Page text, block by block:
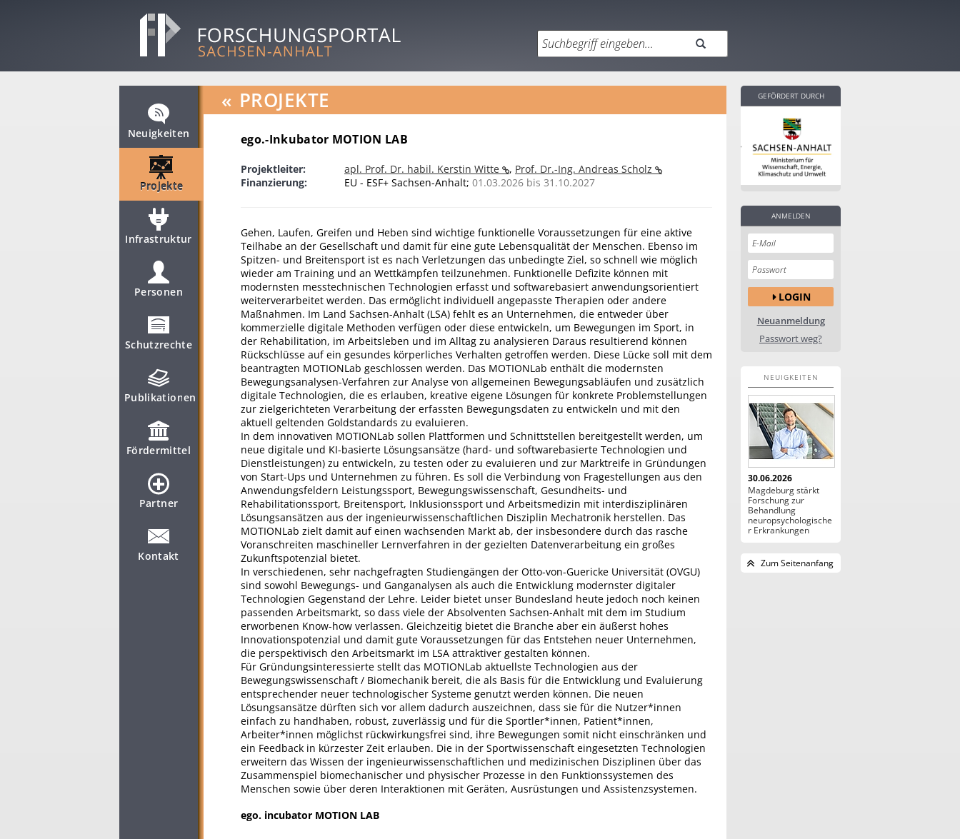
Neuigkeiten
Projekte
Infrastruktur
Personen
Schutzrechte
Publikationen
Fördermittel
Partner
Kontakt
« PROJEKTE
ego.-Inkubator MOTION LAB
Projektleiter: apl. Prof. Dr. habil. Kerstin Witte , Prof. Dr.-Ing. Andreas Scholz
Finanzierung:
EU - ESF+ Sachsen-Anhalt; 01.03.2026 bis 31.10.2027
Gehen, Laufen, Greifen und Heben sind wichtige funktionelle Voraussetzungen für eine aktive
Teilhabe an der Gesellschaft und damit für eine gute Lebensqualität der Menschen. Ebenso im
Spitzen- und Breitensport ist es nach Verletzungen das unbedingte Ziel, so schnell wie möglich
wieder am Training und an Wettkämpfen teilzunehmen. Funktionelle Defizite können mit
modernsten messtechnischen Technologien erfasst und softwarebasiert anwendungsorientiert
weiterverarbeitet werden. Das ermöglicht individuell angepasste Therapien oder andere
Maßnahmen. Im Land Sachsen-Anhalt (LSA) fehlt es an Unternehmen, die entweder über
kommerzielle digitale Methoden verfügen oder diese entwickeln, um Bewegungen im Sport, in
der Rehabilitation, im Arbeitsleben und im Alltag zu analysieren Daraus resultierend können
Rückschlüsse auf ein gesundes körperliches Verhalten getroffen werden. Diese Lücke soll mit dem
beantragten MOTIONLab geschlossen werden. Das MOTIONLab enthält die modernsten
Bewegungsanalysen-Verfahren zur Analyse von allgemeinen Bewegungsabläufen und zusätzlich
digitale Technologien, die es erlauben, kreative eigene Lösungen für konkrete Problemstellungen
zur zielgerichteten Verarbeitung der erfassten Bewegungsdaten zu entwickeln und mit den
aktuell geltenden Goldstandards zu evaluieren.
In dem innovativen MOTIONLab sollen Plattformen und Schnittstellen bereitgestellt werden, um
neue digitale und KI-basierte Lösungsansätze (hard- und softwarebasierte Technologien und
Dienstleistungen) zu entwickeln, zu testen oder zu evaluieren und zur Marktreife in Gründungen
von Start-Ups und Unternehmen zu führen. Es soll die Verbindung von Fragestellungen aus den
Anwendungsfeldern Leistungssport, Bewegungswissenschaft, Gesundheits- und
Rehabilitationssport, Breitensport, Inklusionssport und Arbeitsmedizin mit interdisziplinären
Lösungsansätzen aus der ingenieurwissenschaftlichen Disziplin Mechatronik herstellen. Das
MOTIONLab zielt damit auf einen wachsenden Markt ab, der insbesondere durch das rasche
Voranschreiten maschineller Lernverfahren in der gezielten Datenverarbeitung ein großes
Zukunftspotenzial bietet.
In verschiedenen, sehr nachgefragten Studiengängen der Otto-von-Guericke Universität (OVGU)
sind sowohl Bewegungs- und Ganganalysen als auch die Entwicklung modernster digitaler
Technologien Gegenstand der Lehre. Leider bietet unser Bundesland heute jedoch noch keinen
passenden Arbeitsmarkt, so dass viele der Absolventen Sachsen-Anhalt mit dem im Studium
erworbenen Know-how verlassen. Gleichzeitig bietet die Branche aber ein äußerst hohes
Innovationspotenzial und damit gute Voraussetzungen für das Entstehen neuer Unternehmen,
die perspektivisch den Arbeitsmarkt im LSA attraktiver gestalten können.
Für Gründungsinteressierte stellt das MOTIONLab aktuellste Technologien aus der
Bewegungswissenschaft / Biomechanik bereit, die als Basis für die Entwicklung und Evaluierung
entsprechender neuer technologischer Systeme genutzt werden können. Die neuen
Lösungsansätze dürften sich vor allem dadurch auszeichnen, dass sie für die Nutzer*innen
einfach zu handhaben, robust, zuverlässig und für die Sportler*innen, Patient*innen,
Arbeiter*innen möglichst rückwirkungsfrei sind, ihre Bewegungen somit nicht einschränken und
ein Feedback in kürzester Zeit erlauben. Die in der Sportwissenschaft eingesetzten Technologien
erweitern das Wissen der ingenieurwissenschaftlichen und medizinischen Disziplinen über das
Zusammenspiel biomechanischer und physischer Prozesse in den Funktionssystemen des
Menschen sowie über deren Interaktionen mit Geräten, Ausrüstungen und Assistenzsystemen.
ego. incubator MOTION LAB
GEFÖRDERT DURCH
ANMELDEN
LOGIN
Neuanmeldung
Passwort weg?
NEUIGKEITEN
30.06.2026
Magdeburg stärkt
Forschung zur
Behandlung
neuropsychologische
r Erkrankungen
Zum Seitenanfang